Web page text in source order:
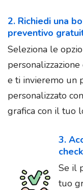
2. Richiedi una
preventivo
Seleziona le
e ti invieremo un
personalizzato
grafica con il tuo
3.
Se il
tuo